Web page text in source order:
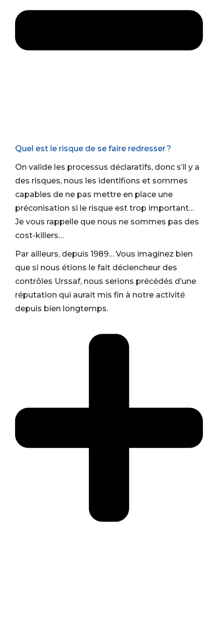
Quel est le risque de se faire redresser ?
On valide les processus déclaratifs, donc s’il y a
des risques, nous les identifions et sommes
capables de ne pas mettre en place une
préconisation si le risque est trop important…
Je vous rappelle que nous ne sommes pas des
cost-killers…
Par ailleurs, depuis 1989… Vous imaginez bien
que si nous étions le fait déclencheur des
contrôles Urssaf, nous serions précédés d’une
réputation qui aurait mis fin à notre activité
depuis bien longtemps.